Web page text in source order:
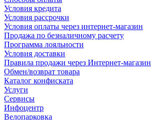
Условия кредита
Условия рассрочки
Условия оплаты через интернет-магазин
Продажа по безналичному расчету
Программа лояльности
Условия доставки
Правила продажи через Интернет-магазин
Обмен/возврат товара
Каталог конфиската
Услуги
Сервисы
Инфоцентр
Велопарковка